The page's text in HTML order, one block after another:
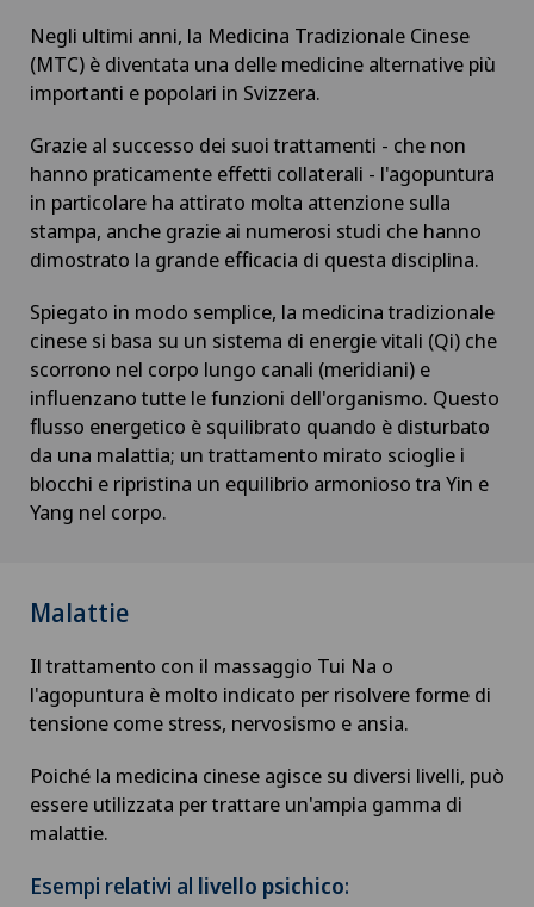
Negli ultimi anni, la Medicina Tradizionale Cinese
(MTC) è diventata una delle medicine alternative più
importanti e popolari in Svizzera.
Grazie al successo dei suoi trattamenti - che non
hanno praticamente effetti collaterali - l'agopuntura
in particolare ha attirato molta attenzione sulla
stampa, anche grazie ai numerosi studi che hanno
dimostrato la grande efficacia di questa disciplina.
Spiegato in modo semplice, la medicina tradizionale
cinese si basa su un sistema di energie vitali (Qi) che
scorrono nel corpo lungo canali (meridiani) e
influenzano tutte le funzioni dell'organismo. Questo
flusso energetico è squilibrato quando è disturbato
da una malattia; un trattamento mirato scioglie i
blocchi e ripristina un equilibrio armonioso tra Yin e
Yang nel corpo.
Malattie
Il trattamento con il massaggio Tui Na o
l'agopuntura è molto indicato per risolvere forme di
tensione come stress, nervosismo e ansia.
Poiché la medicina cinese agisce su diversi livelli, può
essere utilizzata per trattare un'ampia gamma di
malattie.
Esempi relativi al livello psichico: